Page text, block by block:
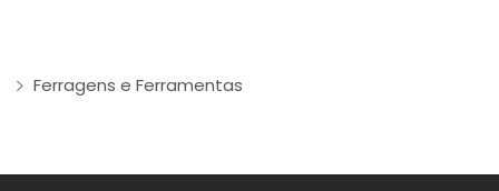
Ferragens e Ferramentas